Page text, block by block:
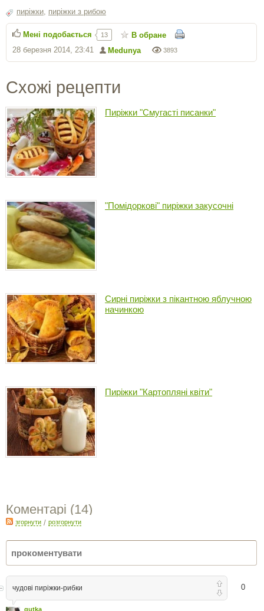
пиріжки пиріжки з рибою
3893
Medunya
28 березня 2014, 23:41
Мені подобається 13 В обране
Схожі рецепти
Пиріжки "Смугасті писанки"
"Помідоркові" пиріжки закусочні
Сирні пиріжки з пікантною яблучною
начинкою
Пиріжки "Картопляні квіти"
Коментарі (14)
згорнути / розгорнути
0
чудові пиріжки-рибки
gutka